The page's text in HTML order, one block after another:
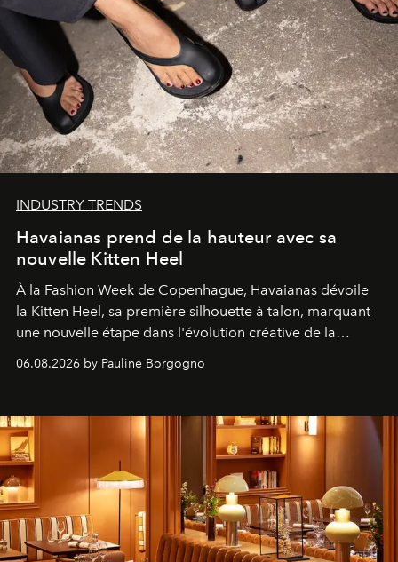
INDUSTRY TRENDS
Havaianas prend de la hauteur avec sa
nouvelle Kitten Heel
À la Fashion Week de Copenhague, Havaianas dévoile
la Kitten Heel, sa première silhouette à talon, marquant
une nouvelle étape dans l'évolution créative de la
06.08.2026 by Pauline Borgogno